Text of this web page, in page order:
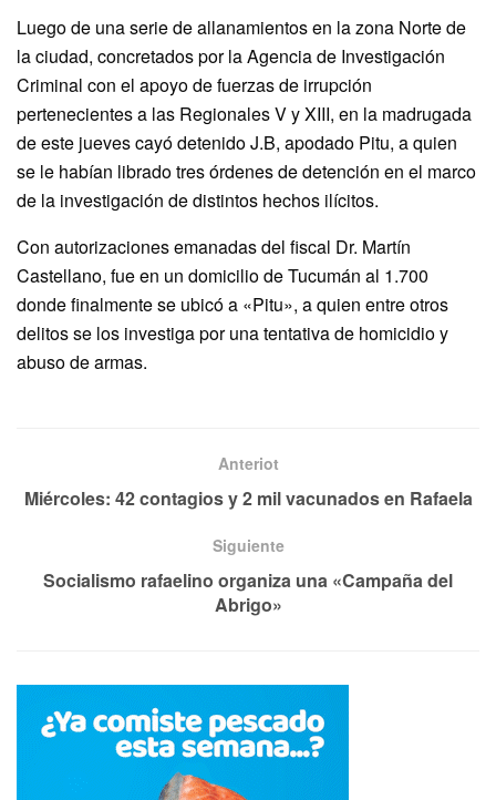
Luego de una serie de allanamientos en la zona Norte de
la ciudad, concretados por la Agencia de Investigación
Criminal con el apoyo de fuerzas de irrupción
pertenecientes a las Regionales V y XIII, en la madrugada
de este jueves cayó detenido J.B, apodado Pitu, a quien
se le habían librado tres órdenes de detención en el marco
de la investigación de distintos hechos ilícitos.
Con autorizaciones emanadas del fiscal Dr. Martín
Castellano, fue en un domicilio de Tucumán al 1.700
donde finalmente se ubicó a «Pitu», a quien entre otros
delitos se los investiga por una tentativa de homicidio y
abuso de armas.
Anteriot
Miércoles: 42 contagios y 2 mil vacunados en Rafaela
Siguiente
Socialismo rafaelino organiza una «Campaña del
Abrigo»